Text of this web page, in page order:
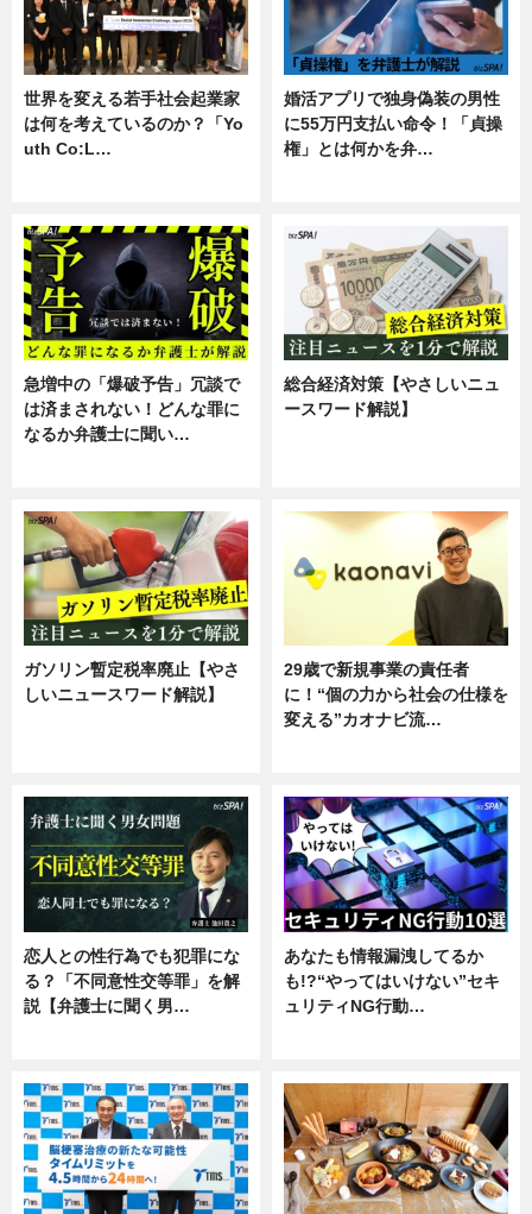
世界を変える若手社会起業家
は何を考えているのか？「Yo
uth Co:L…
婚活アプリで独身偽装の男性
に55万円支払い命令！「貞操
権」とは何かを弁…
急増中の「爆破予告」冗談で
は済まされない！どんな罪に
なるか弁護士に聞い…
総合経済対策【やさしいニュ
ースワード解説】
ガソリン暫定税率廃止【やさ
しいニュースワード解説】
29歳で新規事業の責任者
に！“個の力から社会の仕様を
変える”カオナビ流…
恋人との性行為でも犯罪にな
る？「不同意性交等罪」を解
説【弁護士に聞く男…
あなたも情報漏洩してるか
も!?“やってはいけない”セキ
ュリティNG行動…